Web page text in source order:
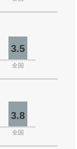
3.5
全国
3.8
全国